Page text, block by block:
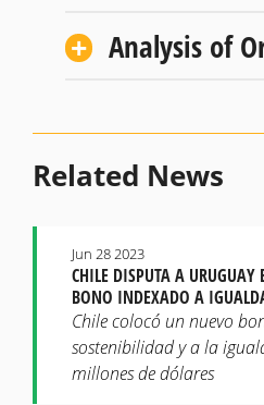
Analysis of
Related News
CHILE DISPUTA A URUGUAY
BONO INDEXADO A
Jun 28 2023
Chile colocó un nuevo
sostenibilidad y a la
millones de dólares